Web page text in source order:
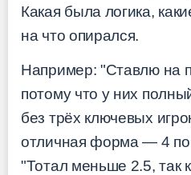
Какая была логика,
на что опирался.
Например: "Ставлю на
потому что у них
без трёх ключевых
отличная форма — 4
"Тотал меньше 2.5, так